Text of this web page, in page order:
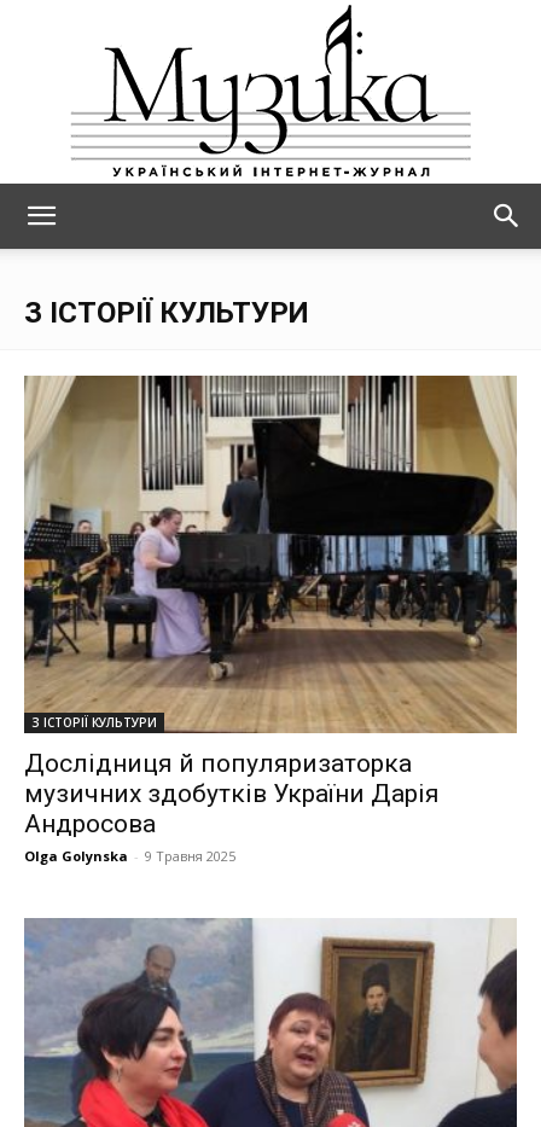
З ІСТОРІЇ КУЛЬТУРИ
З ІСТОРІЇ КУЛЬТУРИ
Дослідниця й популяризаторка
музичних здобутків України Дарія
Андросова
Olga Golynska - 9 Травня 2025